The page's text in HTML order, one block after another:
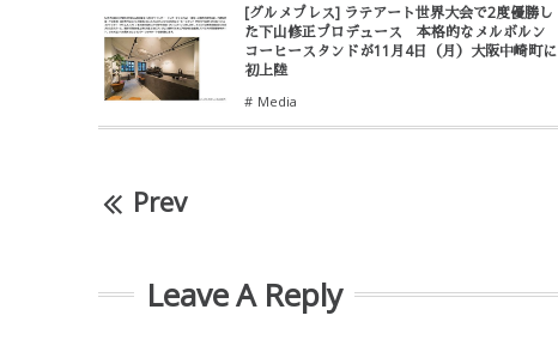
[グルメプレス] ラテアート世界大会で2度優勝し
た下山修正プロデュース 本格的なメルボルン
コーヒースタンドが11月4日（月）大阪中崎町に
初上陸
Media
Prev
Leave A Reply